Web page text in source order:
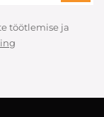
töötlemise ja